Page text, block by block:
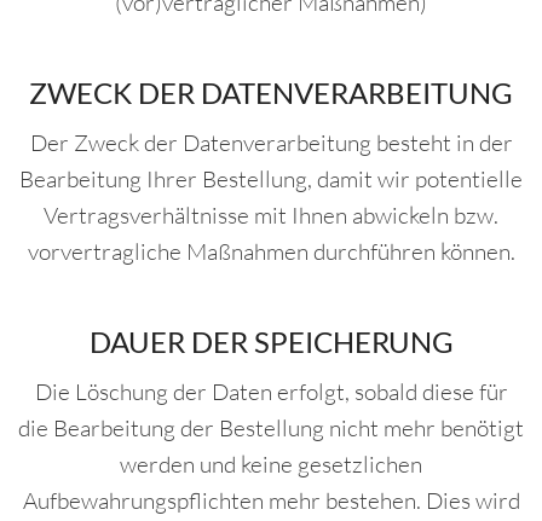
ZWECK DER DATENVERARBEITUNG
Der Zweck der Datenverarbeitung besteht in der
Bearbeitung Ihrer Bestellung, damit wir potentielle
Vertragsverhältnisse mit Ihnen abwickeln bzw.
vorvertragliche Maßnahmen durchführen können.
DAUER DER SPEICHERUNG
Die Löschung der Daten erfolgt, sobald diese für
die Bearbeitung der Bestellung nicht mehr benötigt
werden und keine gesetzlichen
Aufbewahrungspflichten mehr bestehen. Dies wird